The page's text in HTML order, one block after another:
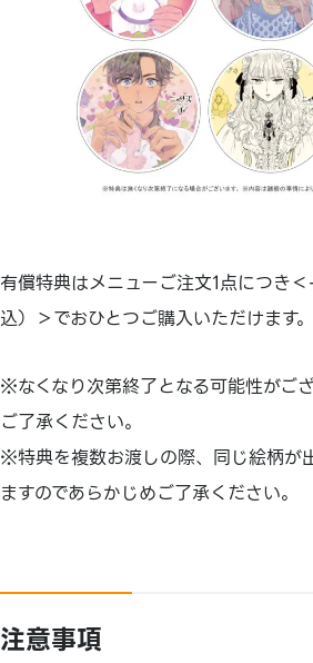
有償特典はメニューご注文1点につき
込）＞でおひとつご購入いただけます。
※なくなり次第終了となる可能性がご
ご了承ください。
※特典を複数お渡しの際、同じ絵柄が
ますのであらかじめご了承ください。
注意事項